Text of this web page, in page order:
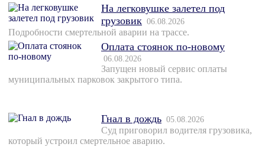
На легковушке залетел под
грузовик 06.08.2026
Подробности смертельной аварии на трассе.
Оплата стоянок по-новому
06.08.2026
Запущен новый сервис оплаты
муниципальных парковок закрытого типа.
Гнал в дождь 05.08.2026
Суд приговорил водителя грузовика,
который устроил смертельное аварию.